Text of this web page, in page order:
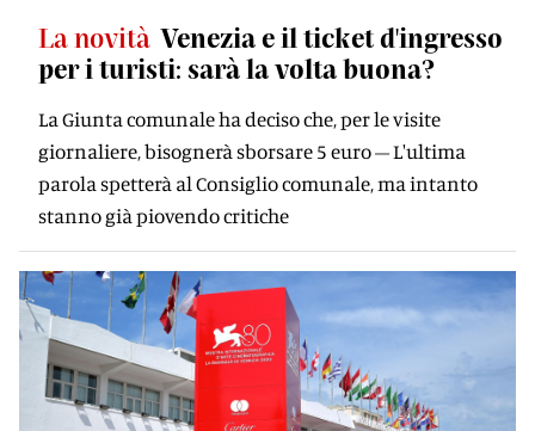
La novità Venezia e il ticket d'ingresso
per i turisti: sarà la volta buona?
La Giunta comunale ha deciso che, per le visite
giornaliere, bisognerà sborsare 5 euro – L'ultima
parola spetterà al Consiglio comunale, ma intanto
stanno già piovendo critiche